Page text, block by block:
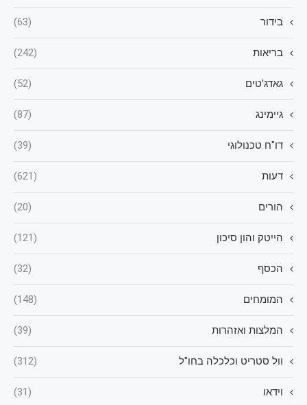
בידור (63)
בריאות (242)
גאדג'טים (52)
גיימינג (87)
דו"ח טכנולוגי (39)
דעות (621)
הורים (20)
הייטק והון סיכון (121)
הכסף (32)
המומחים (148)
המלצות ואזהרות (39)
וול סטריט וכלכלה בחו"ל (312)
וידאו (31)